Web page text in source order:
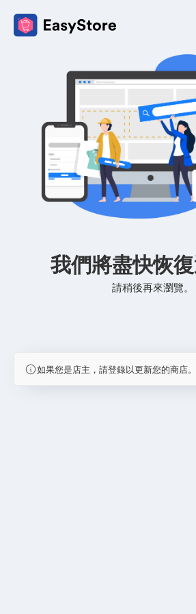
我們將盡快恢復
請稍後再來瀏覽。
如果您是店主，請登錄以更新您的商店。